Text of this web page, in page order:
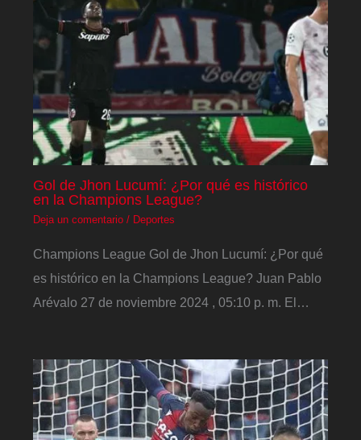
Gol de Jhon Lucumí: ¿Por qué es histórico
en la Champions League?
Deja un comentario / Deportes
Champions League Gol de Jhon Lucumí: ¿Por qué
es histórico en la Champions League? Juan Pablo
Arévalo 27 de noviembre 2024 , 05:10 p. m. El…